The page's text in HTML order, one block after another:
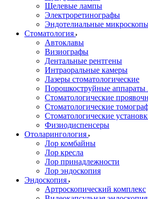
Щелевые лампы
Электроретинографы
Эндотелиальные
Стоматология
Автоклавы
Визиографы
Дентальные рентгены
Интраоральные камеры
Лазеры стоматологические
Порошкоструйные
Стоматологические
Стоматологические
Стоматологические
Физиодиспенсеры
Отоларингология
Лор комбайны
Лор кресла
Лор принадлежности
Лор эндоскопия
Эндоскопия
Артроскопический комплекс